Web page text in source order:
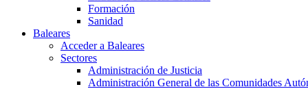
Formación
Sanidad
Baleares
Acceder a Baleares
Sectores
Administración de Justicia
Administración General de las Comunidades